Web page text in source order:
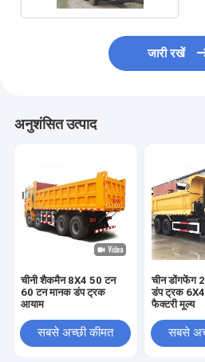
जारी रखें
अनुशंसित उत्पाद
चीनी शैकमैन 8X4 50 टन
60 टन मानक डंप ट्रक
आयाम
सबसे अच्छी कीमत
चीन डोंगफेंग
डंप ट्रक
फैक्टरी मूल्य
सबसे